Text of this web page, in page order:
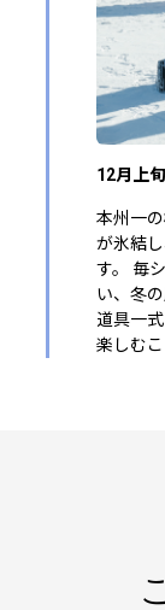
12月上
本州一
が氷結
す。 毎
い、冬
道具一
楽しむこ